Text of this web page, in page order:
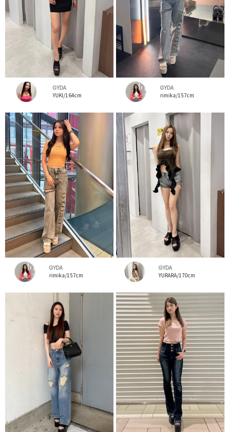
GYDA
YUKI/164cm
GYDA
rimika/157cm
GYDA
rimika/157cm
GYDA
YURARA/170cm